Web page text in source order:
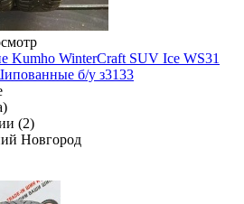
WinterCraft SUV Ice WS31
б/у з3133
(2)
Новгород